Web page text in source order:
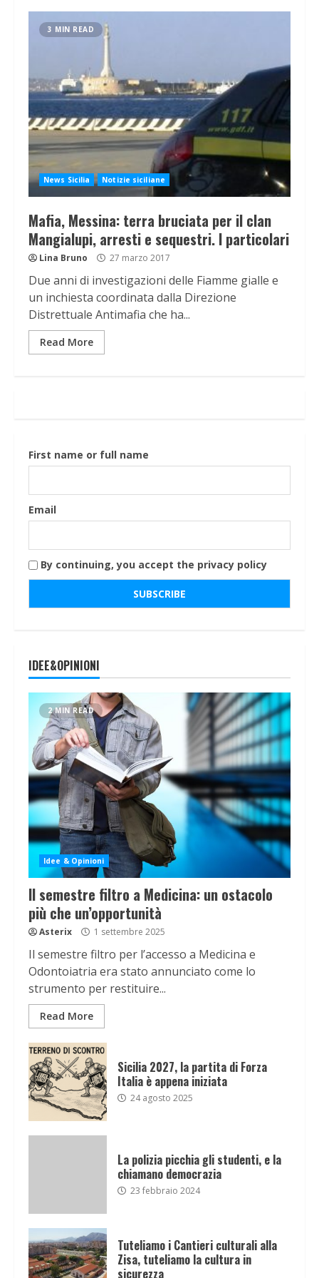
3 MIN READ
News Sicilia Notizie siciliane
Mafia, Messina: terra bruciata per il clan
Mangialupi, arresti e sequestri. I particolari
Lina Bruno 27 marzo 2017
Due anni di investigazioni delle Fiamme gialle e
un inchiesta coordinata dalla Direzione
Distrettuale Antimafia che ha...
Read More
First name or full name
Email
By continuing, you accept the privacy policy
IDEE&OPINIONI
2 MIN READ
Idee & Opinioni
Il semestre filtro a Medicina: un ostacolo
più che un’opportunità
Asterix 1 settembre 2025
Il semestre filtro per l’accesso a Medicina e
Odontoiatria era stato annunciato come lo
strumento per restituire...
Read More
Sicilia 2027, la partita di Forza
Italia è appena iniziata
24 agosto 2025
La polizia picchia gli studenti, e la
chiamano democrazia
23 febbraio 2024
Tuteliamo i Cantieri culturali alla
Zisa, tuteliamo la cultura in
sicurezza